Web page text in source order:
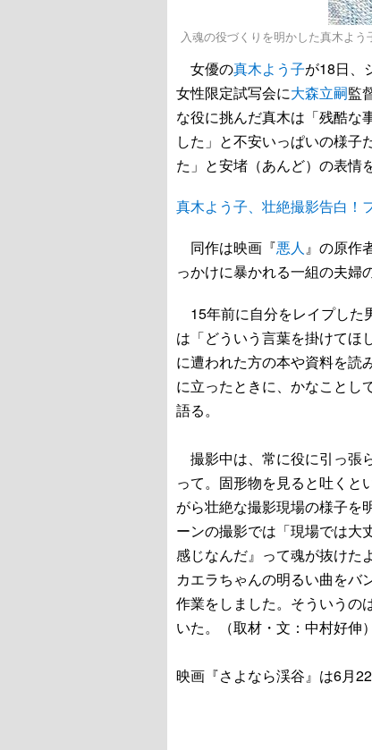
入魂の役づくりを明かした真木よう
女優の真木よう子が18日、
女性限定試写会に大森立嗣監
な役に挑んだ真木は「残酷な
した」と不安いっぱいの様子
た」と安堵（あんど）の表情
真木よう子、壮絶撮影告白！
同作は映画『悪人』の原作
っかけに暴かれる一組の夫婦
15年前に自分をレイプした
は「どういう言葉を掛けてほ
に遭われた方の本や資料を読
に立ったときに、かなことし
語る。
撮影中は、常に役に引っ張
って。固形物を見ると吐くと
がら壮絶な撮影現場の様子を
ーンの撮影では「現場では大
感じなんだ』って魂が抜けた
カエラちゃんの明るい曲をバ
作業をしました。そういうの
いた。（取材・文：中村好伸）
映画『さよなら渓谷』は6月